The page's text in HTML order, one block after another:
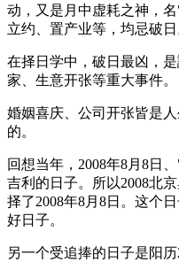
动，又是月中虚耗之神，
立约、置产业等，均忌破日
在择日学中，破日最凶，
家、生意开张等重大事件。
婚姻喜庆、公司开张皆是
的。
回想当年，2008年8月8日
吉利的日子。所以2008北
择了2008年8月8日。这个
好日子。
另一个受追捧的日子是阳